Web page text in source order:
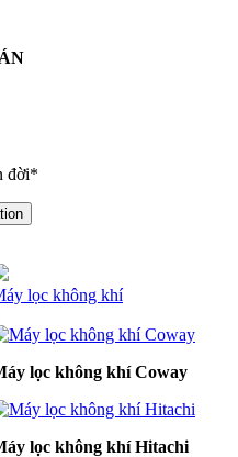
đời*
lọc không khí
lọc không khí Coway
lọc không khí Hitachi